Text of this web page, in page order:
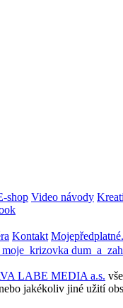
shop Video návody
Kontakt
moje_krizovka
LABE MEDIA a.s.
jakékoliv jiné užití